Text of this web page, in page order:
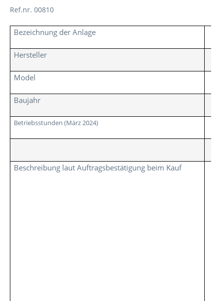
Ref.nr. 00810
Bezeichnung der Anlage
Hersteller
Model
Baujahr
Betriebsstunden (März 2024)
Beschreibung laut Auftragsbestätigung beim Kauf